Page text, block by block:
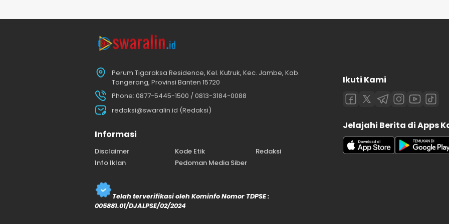
Perum Tigaraksa Residence, Kel. Kutruk, Kec. Jambe, Kab.
Tangerang, Provinsi Banten 15720
Phone: 0877-5445-1500 / 0813-3184-0088
redaksi@swaralin.id (Redaksi)
Informasi
Disclaimer Kode Etik
Redaksi
Info Iklan
Pedoman Media Siber
Telah terverifikasi oleh Kominfo Nomor TDPSE :
005881.01/DJALPSE/02/2024
Ikuti Kami
Jelajahi Berita di Apps